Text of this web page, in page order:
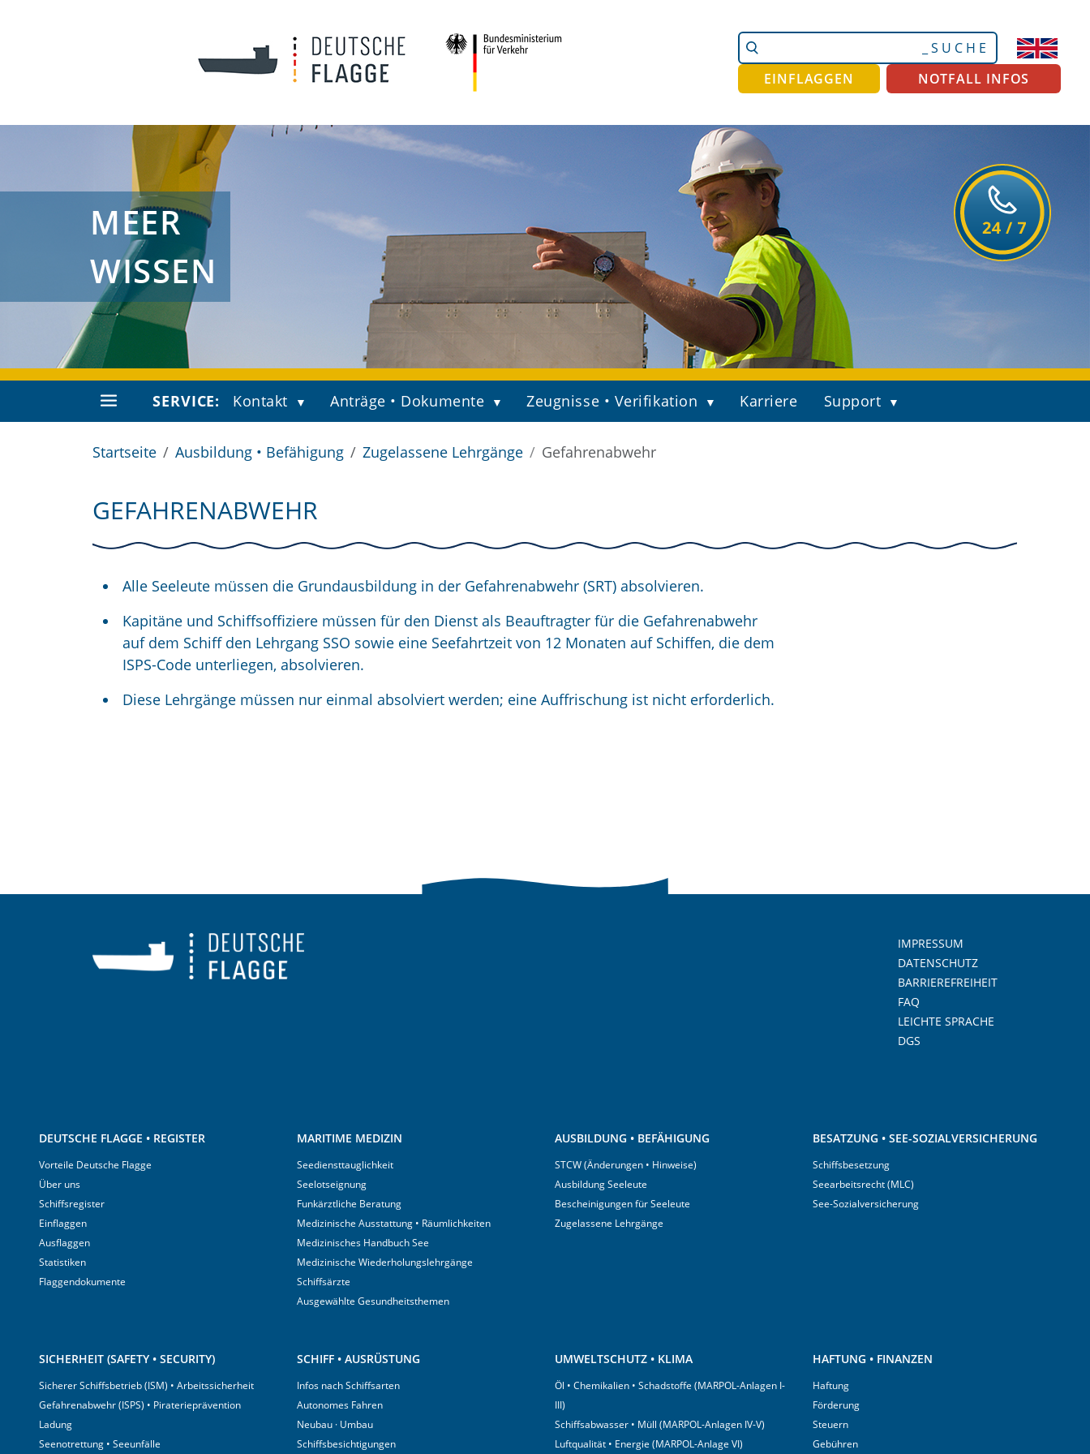
Website
durchsuchen
Erweiterte
Suche…
EINFLAGGEN
NOTFALL INFOS
MEER
WISSEN
SERVICE: Kontakt Anträge • Dokumente Zeugnisse • Verifikation Karriere Support
Startseite Ausbildung • Befähigung Zugelassene Lehrgänge Gefahrenabwehr
GEFAHRENABWEHR
Alle Seeleute müssen die Grundausbildung in der Gefahrenabwehr (SRT) absolvieren.
Kapitäne und Schiffsoffiziere müssen für den Dienst als Beauftragter für die Gefahrenabwehr
auf dem Schiff den Lehrgang SSO sowie eine Seefahrtzeit von 12 Monaten auf Schiffen, die dem
ISPS-Code unterliegen, absolvieren.
Diese Lehrgänge müssen nur einmal absolviert werden; eine Auffrischung ist nicht erforderlich.
IMPRESSUM
DATENSCHUTZ
BARRIEREFREIHEIT
FAQ
LEICHTE SPRACHE
DGS
DEUTSCHE FLAGGE • REGISTER
Vorteile Deutsche Flagge
Über uns
Schiffsregister
Einflaggen
Ausflaggen
Statistiken
Flaggendokumente
MARITIME MEDIZIN
Seediensttauglichkeit
Seelotseignung
Funkärztliche Beratung
Medizinische Ausstattung • Räumlichkeiten
Medizinisches Handbuch See
Medizinische Wiederholungslehrgänge
Schiffsärzte
Ausgewählte Gesundheitsthemen
AUSBILDUNG • BEFÄHIGUNG
STCW (Änderungen • Hinweise)
Ausbildung Seeleute
Bescheinigungen für Seeleute
Zugelassene Lehrgänge
BESATZUNG • SEE-SOZIALVERSICHERUNG
Schiffsbesetzung
Seearbeitsrecht (MLC)
See-Sozialversicherung
SICHERHEIT (SAFETY • SECURITY)
Sicherer Schiffsbetrieb (ISM) • Arbeitssicherheit
Gefahrenabwehr (ISPS) • Piraterieprävention
Ladung
Seenotrettung • Seeunfälle
SCHIFF • AUSRÜSTUNG
Infos nach Schiffsarten
Autonomes Fahren
Neubau · Umbau
Schiffsbesichtigungen
UMWELTSCHUTZ • KLIMA
Öl • Chemikalien • Schadstoffe (MARPOL-Anlagen I-
III)
Schiffsabwasser • Müll (MARPOL-Anlagen IV-V)
Luftqualität • Energie (MARPOL-Anlage VI)
HAFTUNG • FINANZEN
Haftung
Förderung
Steuern
Gebühren